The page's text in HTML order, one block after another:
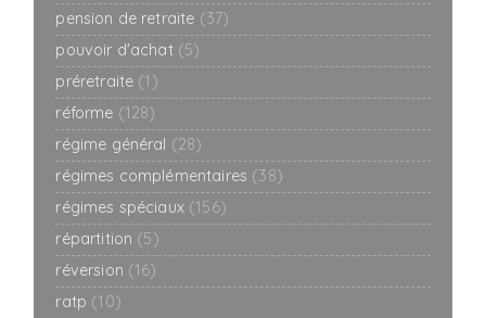
pension de retraite (37)
pouvoir d'achat (5)
préretraite (1)
réforme (128)
régime général (28)
régimes complémentaires (38)
régimes spéciaux (156)
répartition (5)
réversion (16)
ratp (10)